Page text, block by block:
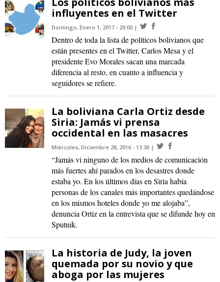
influyentes en el Twitter
Domingo, Enero 1, 2017 - 20:00
Dentro de toda la lista de políticos bolivianos que
están presentes en el Twitter, Carlos Mesa y el
presidente Evo Morales sacan una marcada
diferencia al resto, en cuanto a influencia y
seguidores se refiere.
La boliviana Carla Ortiz desde
Siria: Jamás vi prensa
occidental en las masacres
Miércoles, Diciembre 28, 2016 - 13:30
“Jamás vi ninguno de los medios de comunicación
más fuertes ahí parados en los desastres donde
estaba yo. En los últimos días en Siria había
personas de los canales más importantes quedándose
en los mismos hoteles donde yo me alojaba”,
denuncia Ortiz en la entrevista que se difunde hoy en
Sputnik.
La historia de Judy, la joven
quemada por su novio y que
aboga por las mujeres